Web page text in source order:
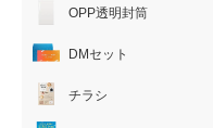
OPP透明封筒
DMセット
チラシ